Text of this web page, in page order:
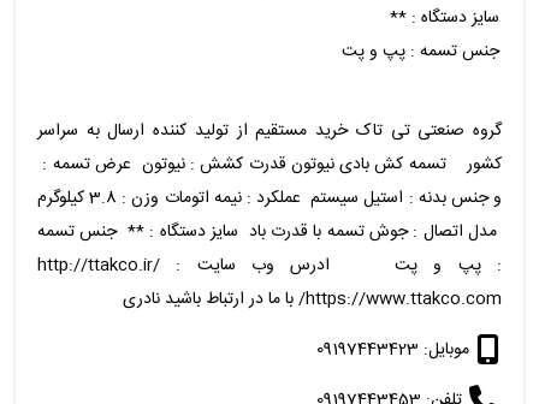
سایز دستگاه : **
جنس تسمه : پپ و پت
گروه صنعتی تی تاک خرید مستقیم از تولید کننده ارسال به سراسر
کشور تسمه کش بادی نیوتون قدرت کشش : نیوتون عرض تسمه :
و جنس بدنه : استیل سیستم عملکرد : نیمه اتومات وزن : 3.8 کیلوگرم
مدل اتصال : جوش تسمه با قدرت باد سایز دستگاه : ** جنس تسمه
: پپ و پت ادرس وب سایت : http://ttakco.ir/
https://www.ttakco.com/ با ما در ارتباط باشید نادری
موبایل: 09197443423